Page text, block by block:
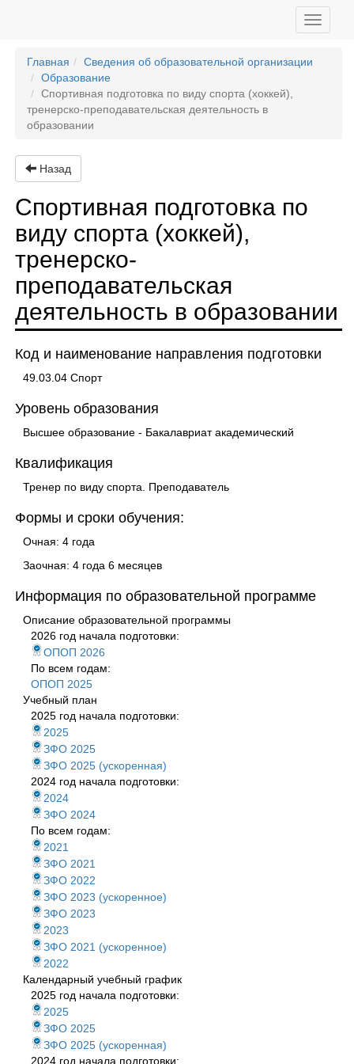
Toggle
Главная
Сведения об образовательной организации
Образование
Спортивная подготовка по виду спорта (хоккей),
тренерско-преподавательская деятельность в
образовании
Назад
Спортивная подготовка по
виду спорта (хоккей),
тренерско-
преподавательская
деятельность в образовании
Код и наименование направления подготовки
49.03.04 Спорт
Уровень образования
Высшее образование - Бакалавриат академический
Квалификация
Тренер по виду спорта. Преподаватель
Формы и сроки обучения:
Очная: 4 года
Заочная: 4 года 6 месяцев
Информация по образовательной программе
Описание образовательной программы
2026 год начала подготовки:
ОПОП 2026
По всем годам:
ОПОП 2025
Учебный план
2025 год начала подготовки:
2025
ЗФО 2025
ЗФО 2025 (ускоренная)
2024 год начала подготовки:
2024
ЗФО 2024
По всем годам:
2021
ЗФО 2021
ЗФО 2022
ЗФО 2023 (ускоренное)
ЗФО 2023
2023
ЗФО 2021 (ускоренное)
2022
Календарный учебный график
2025 год начала подготовки:
2025
ЗФО 2025
ЗФО 2025 (ускоренная)
2024 год начала подготовки: